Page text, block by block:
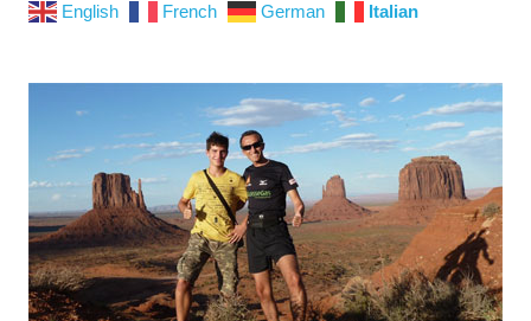
English French German Italian